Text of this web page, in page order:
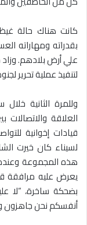
كانت هناك حالة
بقدراته ومهاراته
علي أرض بلادهم.
لتنفيذ عملية تحرير
وللمرة الثانية
العلاقة
قيادات إخوانية
لسيناء كان خيرت
هذه المجموعة
يعرض عليه مرافقة
بضحكة ساخرة، “لا
أنفسكم نحن